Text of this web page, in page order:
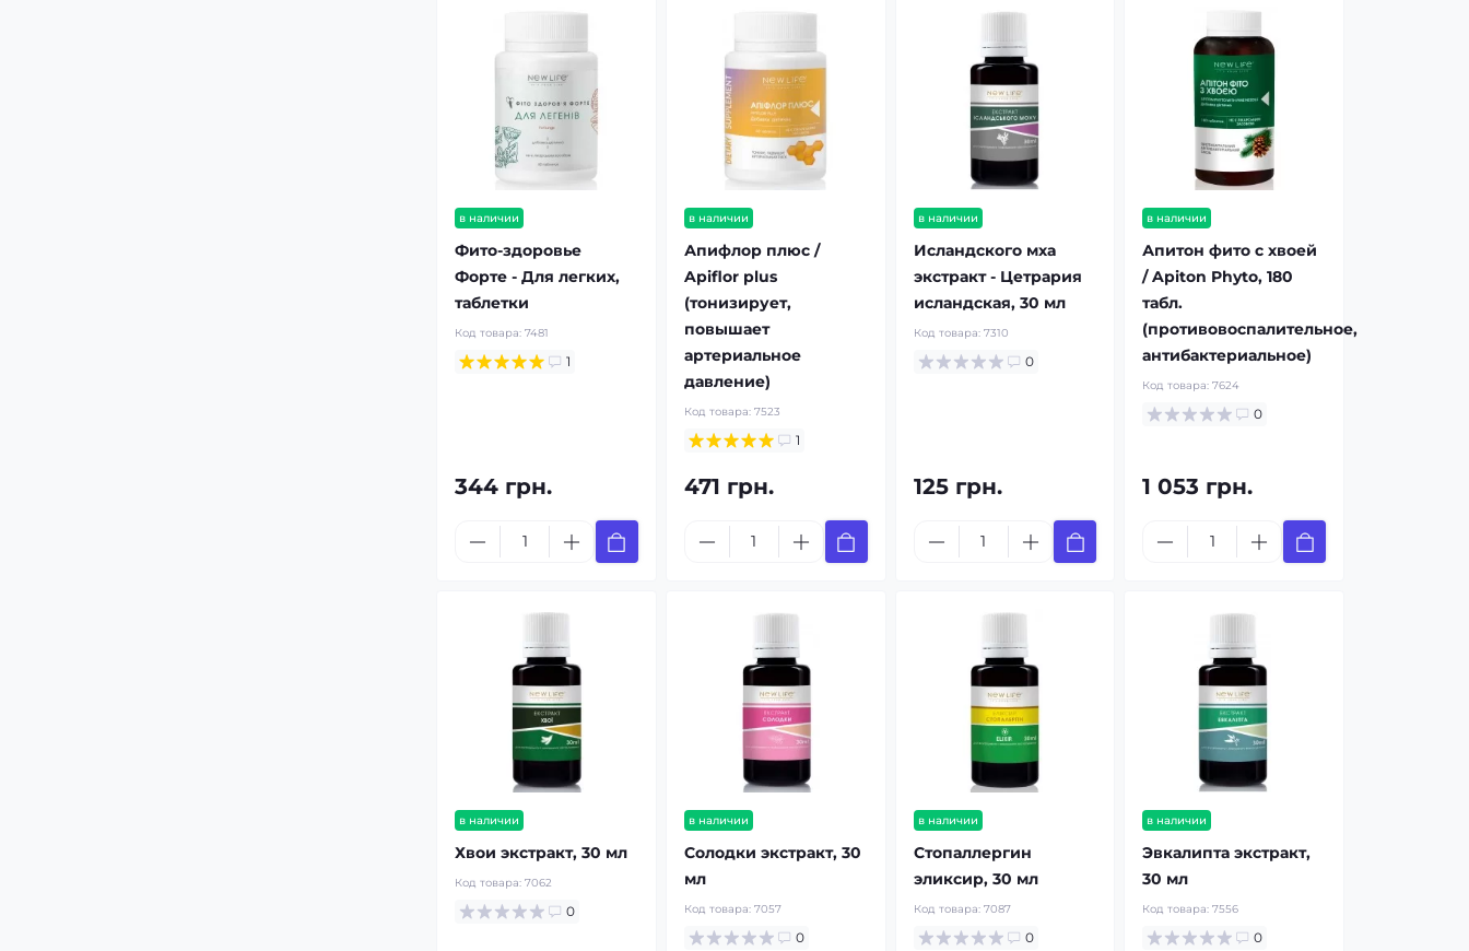
в наличии
Фито-здоровье
Форте - Для легких,
таблетки
Код товара: 7481
1
344 грн.
в наличии
Апифлор плюс /
Apiflor plus
(тонизирует,
повышает
артериальное
давление)
Код товара: 7523
1
471 грн.
в наличии
Исландского мха
экстракт - Цетрария
исландская, 30 мл
Код товара: 7310
0
125 грн.
в наличии
Апитон фито с хвоей
/ Apiton Phyto, 180
табл.
(противовоспалительное,
антибактериальное)
Код товара:7624
0
1 053 грн.
в наличии
Хвои экстракт, 30 мл
Код товара: 7062
0
в наличии
Солодки экстракт, 30
мл
Код товара: 7057
0
в наличии
Стопаллергин
эликсир, 30 мл
Код товара: 7087
0
в наличии
Эвкалипта экстракт,
30 мл
Код товара:7556
0